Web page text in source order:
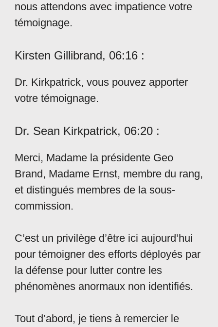
nous attendons avec impatience votre
témoignage.
Kirsten Gillibrand, 06:16 :
Dr. Kirkpatrick, vous pouvez apporter
votre témoignage.
Dr. Sean Kirkpatrick, 06:20 :
Merci, Madame la présidente Geo
Brand, Madame Ernst, membre du rang,
et distingués membres de la sous-
commission.
C’est un privilège d’être ici aujourd’hui
pour témoigner des efforts déployés par
la défense pour lutter contre les
phénomènes anormaux non identifiés.
Tout d’abord, je tiens à remercier le